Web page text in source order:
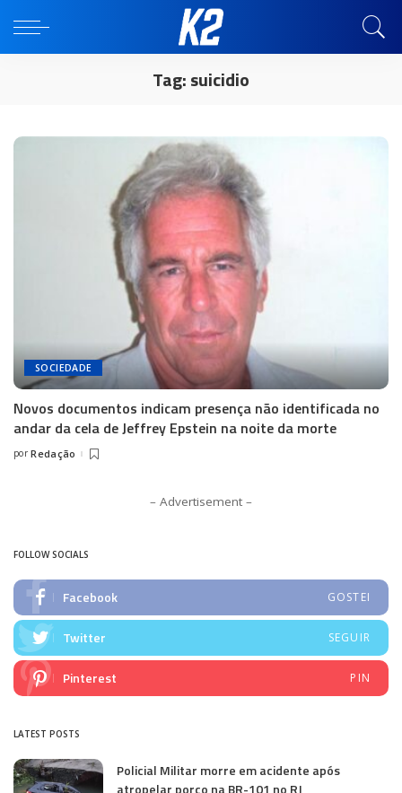
Tag:suicidio
SOCIEDADE
Novos documentos indicam presença não identificada no
andar da cela de Jeffrey Epstein na noite da morte
Posted
por Redação
– Advertisement –
FOLLOW SOCIALS
Facebook GOSTEI
Twitter SEGUIR
Pinterest PIN
LATEST POSTS
Policial Militar morre em acidente após
atropelar porco na BR-101 no RJ